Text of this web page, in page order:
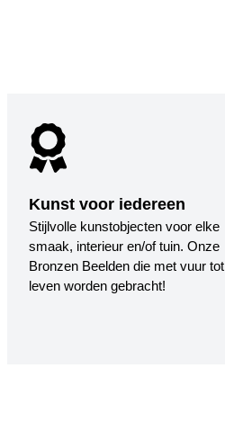
Kunst voor iedereen
Stijlvolle kunstobjecten voor elke
smaak, interieur en/of tuin. Onze
Bronzen Beelden die met vuur tot
leven worden gebracht!